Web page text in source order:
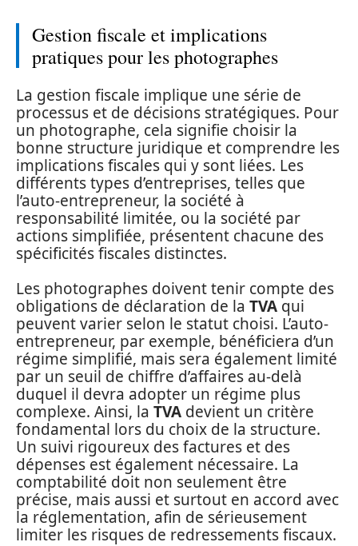
Gestion fiscale et implications
pratiques pour les photographes
La gestion fiscale implique une série de
processus et de décisions stratégiques. Pour
un photographe, cela signifie choisir la
bonne structure juridique et comprendre les
implications fiscales qui y sont liées. Les
différents types d’entreprises, telles que
l’auto-entrepreneur, la société à
responsabilité limitée, ou la société par
actions simplifiée, présentent chacune des
spécificités fiscales distinctes.
Les photographes doivent tenir compte des
obligations de déclaration de la TVA qui
peuvent varier selon le statut choisi. L’auto-
entrepreneur, par exemple, bénéficiera d’un
régime simplifié, mais sera également limité
par un seuil de chiffre d’affaires au-delà
duquel il devra adopter un régime plus
complexe. Ainsi, la TVA devient un critère
fondamental lors du choix de la structure.
Un suivi rigoureux des factures et des
dépenses est également nécessaire. La
comptabilité doit non seulement être
précise, mais aussi et surtout en accord avec
la réglementation, afin de sérieusement
limiter les risques de redressements fiscaux.